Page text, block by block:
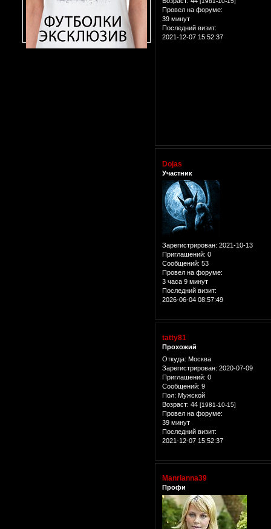
Провел на форуме:
39 минут
Последний визит:
2021-12-07 15:52:37
Dojas
Участник
Зарегистрирован: 2021-10-13
Приглашений: 0
Сообщений: 53
Провел на форуме:
3 часа 9 минут
Последний визит:
2026-06-04 08:57:49
tatty81
Прохожий
Откуда: Москва
Зарегистрирован: 2020-07-09
Приглашений: 0
Сообщений: 9
Пол: Мужской
Возраст: 44 [1981-10-15]
Провел на форуме:
39 минут
Последний визит:
2021-12-07 15:52:37
Manrianna39
Профи